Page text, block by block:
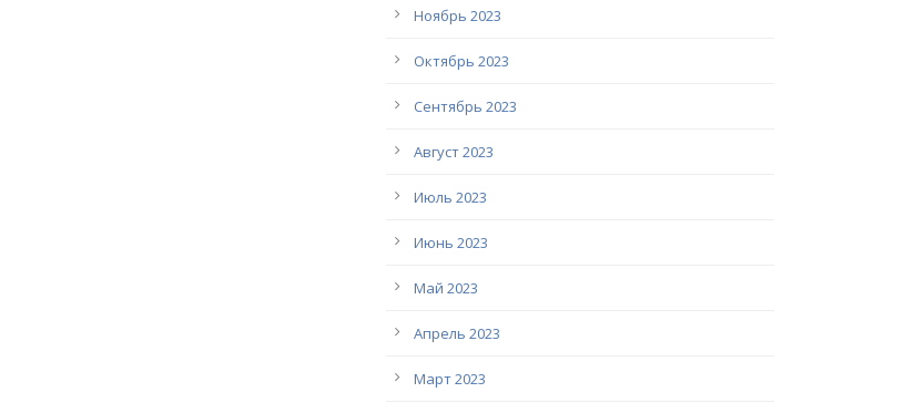
Ноябрь 2023
Октябрь 2023
Сентябрь 2023
Август 2023
Июль 2023
Июнь 2023
Май 2023
Апрель 2023
Март 2023